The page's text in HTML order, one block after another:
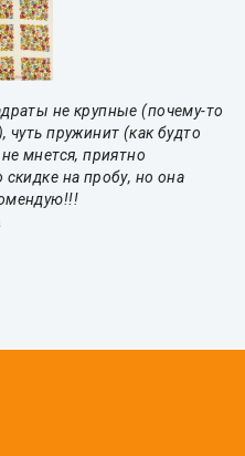
не крупные (почему-то
чуть пружинит (как будто
мнется, приятно
на пробу, но она